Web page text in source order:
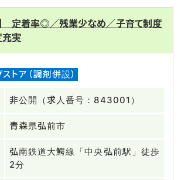
】 定着率◎／残業少なめ／子育て制度
実
ストア（調剤併設）
非公開（求人番号：843001）
青森県弘前市
弘南鉄道大鰐線「中央弘前駅」徒歩
2分